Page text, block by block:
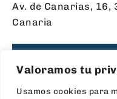
Valoramos tu
Usamos cookies para
Av. de Canarias, 16,
Canaria